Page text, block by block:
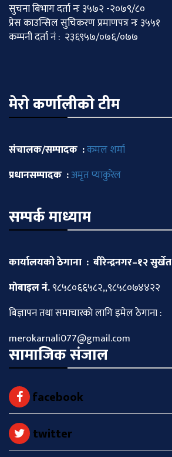
सुचना बिभाग दर्ता नः ३५७२ -२०७९/८०
प्रेस काउन्सिल सुचिकरण प्रमाणपत्र नः ३५५१
कम्पनी दर्ता नं : २३६९५७/०७६/०७७
मेराे कर्णालीकाे टीम
संचालक/सम्पादक :कमल शर्मा
प्रधानसम्पादक :अमृत प्याकुरेल
सम्पर्क माध्याम
कार्यालयको ठेगाना : बीरेन्द्रनगर–१२ सुर्खेत
माेबाइल नं.९८५८०६६५८२,,९८५८०७४४२२
बिज्ञापन तथा समाचारकाे लागि इमेल ठेगाना :
merokarnali077@gmail.com
सामाजिक संजाल
facebook
twitter